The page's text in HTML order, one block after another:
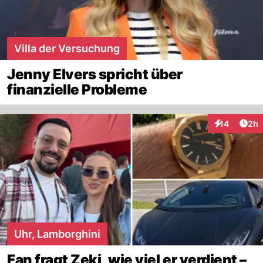
Villa der Versuchung
Jenny Elvers spricht über
finanzielle Probleme
14
Interaktionen
2h
Uhr, Lamborghini
Fan fragt Zeki, wie viel er verdient –